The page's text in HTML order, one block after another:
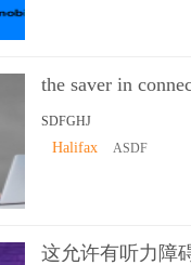
the saver in
SDFGHJ
Halifax ASDF
这允许有听力障